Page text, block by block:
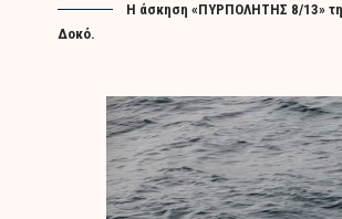
Η άσκηση «ΠΥΡΠΟΛΗΤΗΣ 8/13» της
Δοκό.